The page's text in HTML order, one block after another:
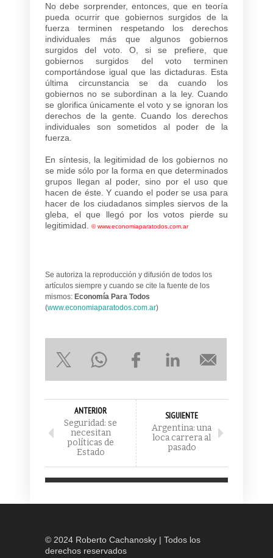
No debe sorprender, entonces, que en teoría
pueda ocurrir que gobiernos surgidos de la
fuerza terminen respetando los derechos
individuales más que algunos gobiernos
surgidos del voto. O, si se prefiere, que
gobiernos surgidos del voto terminen
comportándose igual que las dictaduras. Esta
última circunstancia se da cuando los
gobiernos no se subordinan a la ley. Cuando
se glorifica únicamente el voto y se ignoran los
derechos de la gente. Cuando los derechos
individuales son sometidos al poder de la
fuerza.
En síntesis, la legitimidad de los gobiernos no
se mide sólo por la forma en que determinados
grupos llegan al poder, sino por el uso que
hacen de éste. Y cuando el poder se usa para
hacer de los ciudadanos simples siervos de la
gleba, el que llegó por los votos pierde su
legitimidad.
©www.economiaparatodos.com.ar
Se autoriza la reproducción y difusión de todos los
artículos siempre y cuando se cite la fuente de los
mismos: Economía Para Todos
(www.economiaparatodos.com.ar)
ANTERIOR
Seguridad: se
necesitan
políticas de
Estado
SIGUIENTE
Argentina: una
loca carrera al
pasado
© 2024 Roberto Cachanosky | Todos los
derechos reservados